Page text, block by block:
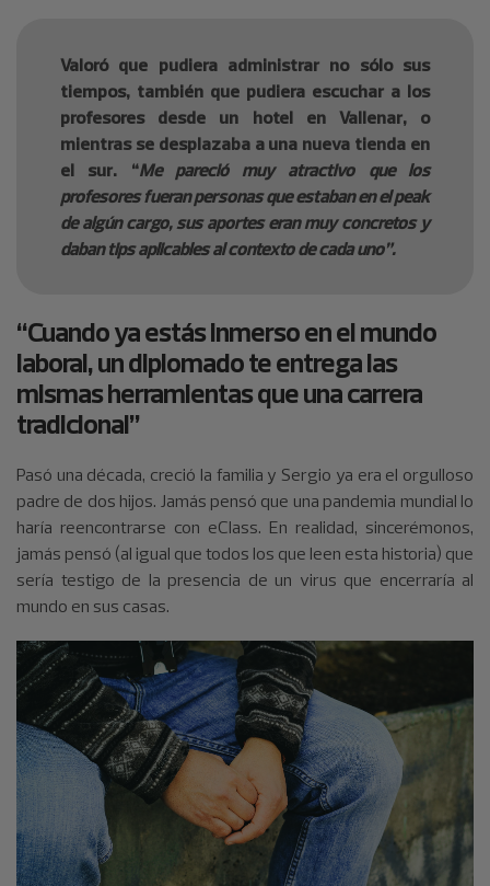
Valoró que pudiera administrar no sólo sus
tiempos, también que pudiera escuchar a los
profesores desde un hotel en Vallenar, o
mientras se desplazaba a una nueva tienda en
el sur. “Me pareció muy atractivo que los
profesores fueran personas que estaban en el peak
de algún cargo, sus aportes eran muy concretos y
daban tips aplicables al contexto de cada uno”.
“Cuando ya estás inmerso en el mundo
laboral, un diplomado te entrega las
mismas herramientas que una carrera
tradicional”
Pasó una década, creció la familia y Sergio ya era el orgulloso
padre de dos hijos. Jamás pensó que una pandemia mundial lo
haría reencontrarse con eClass. En realidad, sincerémonos,
jamás pensó (al igual que todos los que leen esta historia) que
sería testigo de la presencia de un virus que encerraría al
mundo en sus casas.